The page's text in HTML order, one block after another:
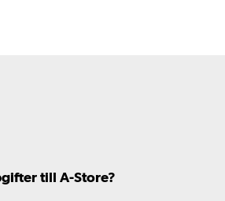
till A-Store?